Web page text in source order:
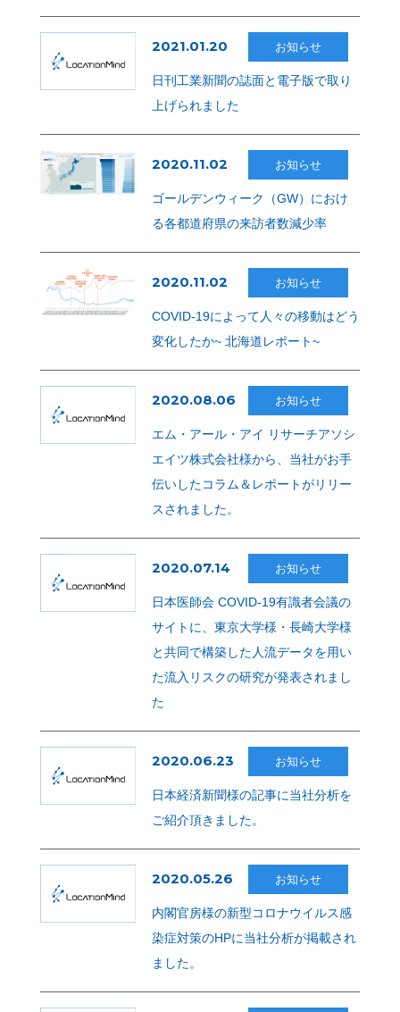
2021.01.20 お知らせ
日刊工業新聞の誌面と電子版で取り
上げられました
2020.11.02 お知らせ
ゴールデンウィーク（GW）におけ
る各都道府県の来訪者数減少率
2020.11.02 お知らせ
COVID-19によって人々の移動はどう
変化したか~ 北海道レポート~
2020.08.06 お知らせ
エム・アール・アイ リサーチアソシ
エイツ株式会社様から、当社がお手
伝いしたコラム＆レポートがリリー
スされました。
2020.07.14 お知らせ
日本医師会 COVID-19有識者会議の
サイトに、東京大学様・長崎大学様
と共同で構築した人流データを用い
た流入リスクの研究が発表されまし
た
2020.06.23 お知らせ
日本経済新聞様の記事に当社分析を
ご紹介頂きました。
2020.05.26 お知らせ
内閣官房様の新型コロナウイルス感
染症対策のHPに当社分析が掲載され
ました。